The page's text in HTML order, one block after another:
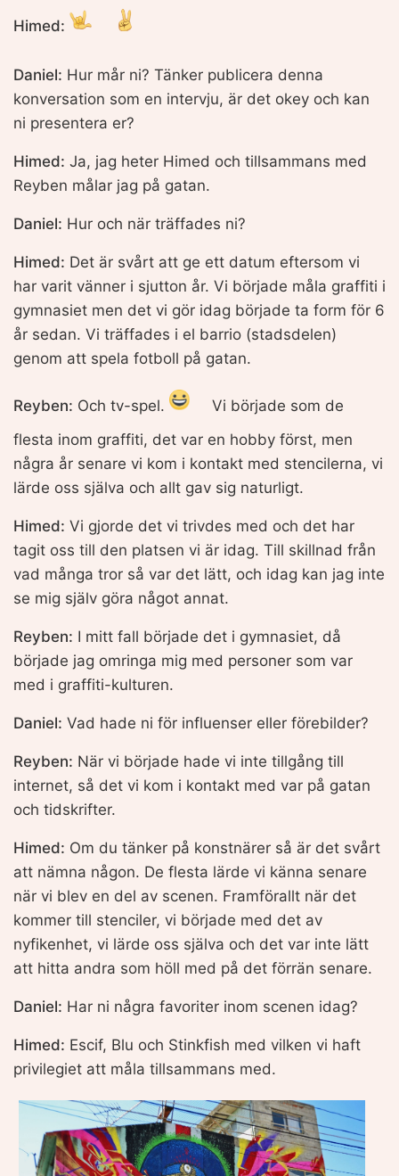
Himed:
Daniel: Hur mår ni? Tänker publicera denna
konversation som en intervju, är det okey och kan
ni presentera er?
Himed: Ja, jag heter Himed och tillsammans med
Reyben målar jag på gatan.
Daniel: Hur och när träffades ni?
Himed: Det är svårt att ge ett datum eftersom vi
har varit vänner i sjutton år. Vi började måla graffiti i
gymnasiet men det vi gör idag började ta form för 6
år sedan. Vi träffades i el barrio (stadsdelen)
genom att spela fotboll på gatan.
Reyben: Och tv-spel.
Vi började som de
flesta inom graffiti, det var en hobby först, men
några år senare vi kom i kontakt med stencilerna, vi
lärde oss själva och allt gav sig naturligt.
Himed: Vi gjorde det vi trivdes med och det har
tagit oss till den platsen vi är idag. Till skillnad från
vad många tror så var det lätt, och idag kan jag inte
se mig själv göra något annat.
Reyben: I mitt fall började det i gymnasiet, då
började jag omringa mig med personer som var
med i graffiti-kulturen.
Daniel: Vad hade ni för influenser eller förebilder?
Reyben: När vi började hade vi inte tillgång till
internet, så det vi kom i kontakt med var på gatan
och tidskrifter.
Himed: Om du tänker på konstnärer så är det svårt
att nämna någon. De flesta lärde vi känna senare
när vi blev en del av scenen. Framförallt när det
kommer till stenciler, vi började med det av
nyfikenhet, vi lärde oss själva och det var inte lätt
att hitta andra som höll med på det förrän senare.
Daniel: Har ni några favoriter inom scenen idag?
Himed: Escif, Blu och Stinkfish med vilken vi haft
privilegiet att måla tillsammans med.